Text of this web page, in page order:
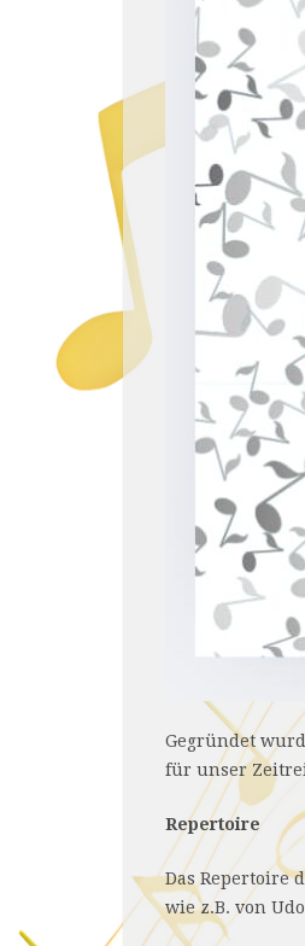
Gegründet
für unser
Repertoire
Das Repertoire
wie z.B. von